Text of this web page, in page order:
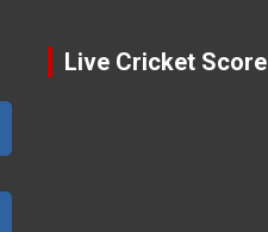
Live Cricket Score